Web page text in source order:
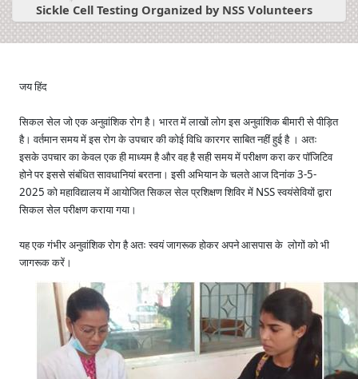
Sickle Cell Testing Organized by NSS Volunteers
जय हिंद
सिकल सेल जो एक अनुवांशिक रोग है। भारत में लाखों लोग इस अनुवांशिक बीमारी से पीड़ित
है। वर्तमान समय में इस रोग के उपचार की कोई विधि कारगर साबित नहीं हुई है । अतः
इसके उपचार का केवल एक ही माध्यम है और वह है सही समय में परीक्षण करा कर पॉजिटिव
होने पर इससे संबंधित सावधानियां बरतना। इसी अभियान के चलते आज दिनांक 3-5-
2025 को महाविद्यालय में आयोजित सिकल सेल प्रशिक्षण शिविर में NSS स्वयंसेवियों द्वारा
सिकल सेल परीक्षण कराया गया।
यह एक गंभीर अनुवांशिक रोग है अतः स्वयं जागरूक होकर अपने आसपास के लोगों को भी
जागरूक करें।